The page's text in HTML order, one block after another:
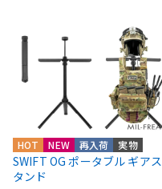
HOT NEW 再入荷 実物
SWIFT OG ポータブル ギアス
タンド